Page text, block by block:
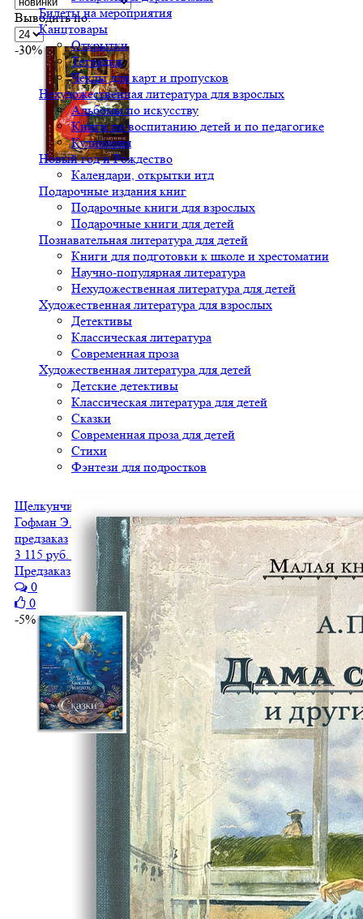
Билеты на мероприятия
Канцтовары
Открытки
Тетрадки
Чехлы для карт и пропусков
Нехудожественная литература для взрослых
Альбомы по искусству
Книги по воспитанию детей и по педагогике
Кулинария
Новый год и Рождество
Календари, открытки итд
Подарочные издания книг
Подарочные книги для взрослых
Подарочные книги для детей
Познавательная литература для детей
Книги для подготовки к школе и хрестоматии
Научно-популярная литература
Нехудожественная литература для детей
Художественная литература для взрослых
Детективы
Классическая литература
Современная проза
Художественная литература для детей
Детские детективы
Классическая литература для детей
Сказки
Современная проза для детей
Стихи
Фэнтези для подростков
Выводить по:
-30%
Щелкунчик и Мышиный Король
Гофман Э.Т.А.
предзаказ
3 115 руб.
2 181 руб.
Предзаказ
0
0
-5%